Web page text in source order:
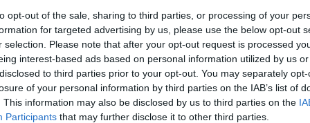
opt-out of the sale, sharing to third parties, or processing of your
for targeted advertising by us, please use the below opt-out
selection. Please note that after your opt-out request is processed
interest-based ads based on personal information utilized by us
to third parties prior to your opt-out. You may separately
of your personal information by third parties on the IAB’s list of
This information may also be disclosed by us to third parties on the
Participants that may further disclose it to other third parties.
să-l condimentezi. Folosește condimente ca
Fii generos cu condimentele pentru un gust maxim.
temperatura camerei pentru 15-20 minute, astfel
carne.